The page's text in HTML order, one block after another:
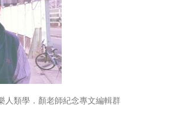
人類學．顏老師紀念專文編輯群